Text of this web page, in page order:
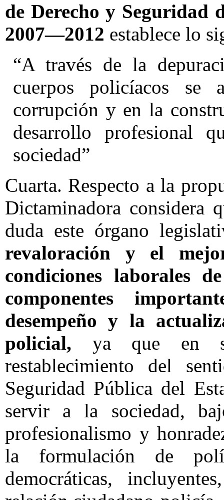
de Derecho y Seguridad
2007—2012 establece lo
“A través de la
cuerpos policíacos se
corrupción y en la
desarrollo profesional
sociedad”
Cuarta. Respecto a la
Dictaminadora considera
duda este órgano
revaloración y el
condiciones laborales
componentes
desempeño y la
policial, ya que en
restablecimiento del
Seguridad Pública del
servir a la sociedad,
profesionalismo y
la formulación de
democráticas,